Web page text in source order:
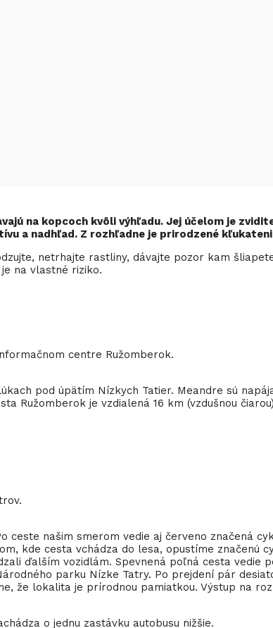
na kopcoch kvôli výhľadu. Jej účelom je
a nadhľad. Z rozhľadne je prirodzené
netrhajte rastliny, dávajte pozor kam
na vlastné riziko.
centre Ružomberok.
pod úpätím Nízkych Tatier. Meandre sú
Ružomberok je vzdialená 16 km (vzdušnou
ceste našim smerom vedie aj červeno značená
kde cesta vchádza do lesa, opustíme
ďalším vozidlám. Spevnená poľná cesta
parku Nízke Tatry. Po prejdení pár
že lokalita je prírodnou pamiatkou. Výstup na
o jednu zastávku autobusu nižšie.